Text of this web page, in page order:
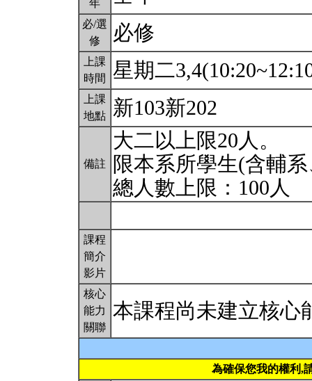
年
必/選
修
必修
上課
時間
星期二
上課
地點
新103新202
備註
大二以上限20人。
限本系所學生(含輔
總人數上限：100人
課程
簡介
影片
核心
能力
關聯
本課程尚未建立核心
為確保您我的權利,